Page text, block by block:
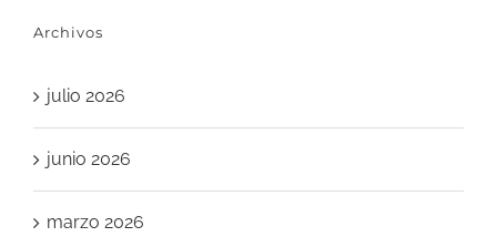
Archivos
julio 2026
junio 2026
marzo 2026